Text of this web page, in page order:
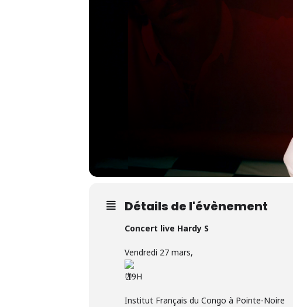
Détails de l'évènement
Concert live Hardy S
Vendredi 27 mars,
19H
Institut Français du Congo à Pointe-Noire